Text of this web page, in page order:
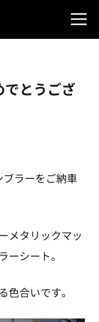
でとうござ
ラーをご納車
メタリックマッ
ーシート。
色合いです。